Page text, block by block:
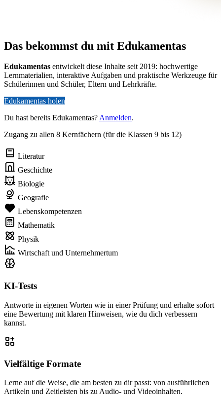
Das bekommst du mit Edukamentas
Edukamentas entwickelt diese Inhalte seit 2019: hochwertige
Lernmaterialien, interaktive Aufgaben und praktische Werkzeuge für
Schülerinnen und Schüler, Eltern und Lehrkräfte.
Edukamentas holen
Du hast bereits Edukamentas?Anmelden.
Zugang zu allen 8 Kernfächern (für die Klassen 9 bis 12)
Literatur
Geschichte
Biologie
Geografie
Lebenskompetenzen
Mathematik
Physik
Wirtschaft und Unternehmertum
KI-Tests
Antworte in eigenen Worten wie in einer Prüfung und erhalte sofort
eine Bewertung mit klaren Hinweisen, wie du dich verbessern
kannst.
Vielfältige Formate
Lerne auf die Weise, die am besten zu dir passt: von ausführlichen
Artikeln und Zeitleisten bis zu Audio- und Videoinhalten.